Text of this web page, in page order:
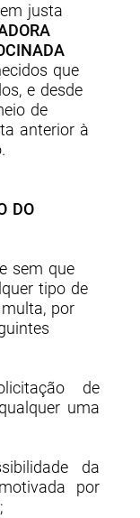
justa
que
e desde
de
anterior à
DO
sem que
tipo de
por
de
uma
da
por